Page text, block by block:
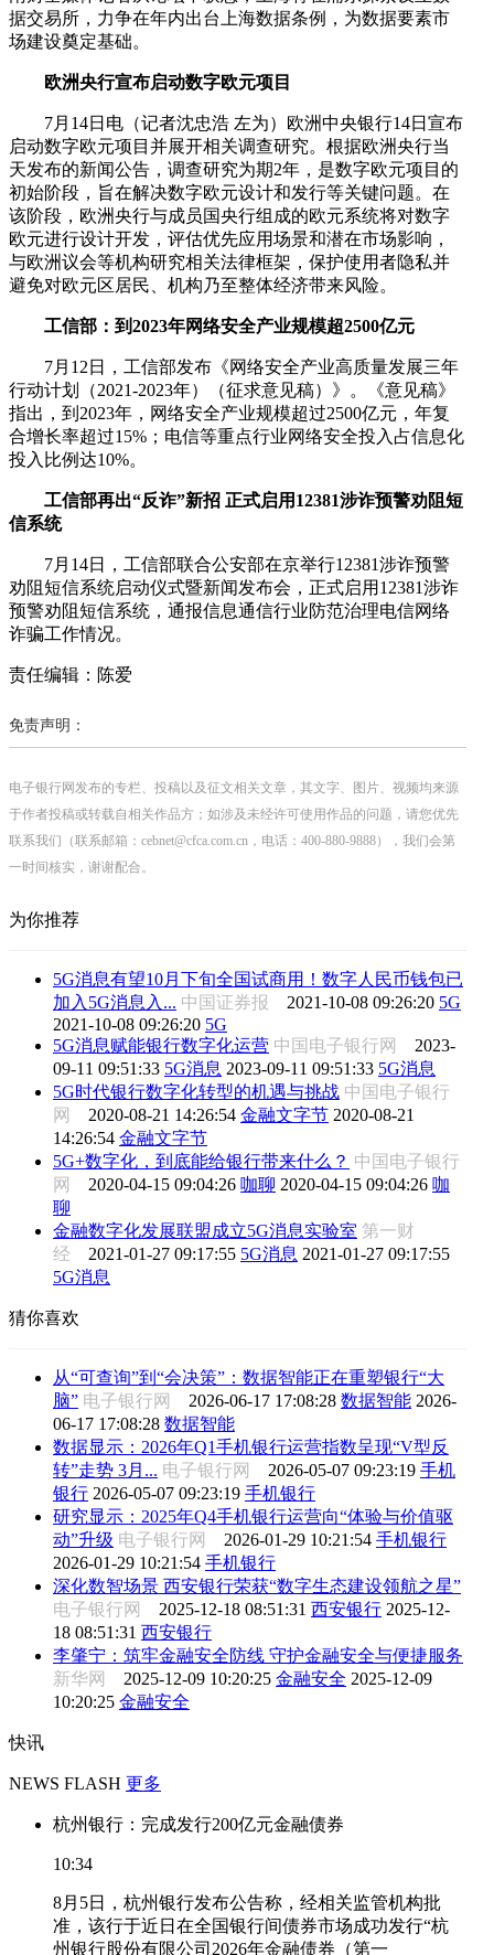
据交易所，力争在年内出台上海数据条例，为数据要素市
场建设奠定基础。
欧洲央行宣布启动数字欧元项目
7月14日电（记者沈忠浩 左为）欧洲中央银行14日宣布
启动数字欧元项目并展开相关调查研究。根据欧洲央行当
天发布的新闻公告，调查研究为期2年，是数字欧元项目的
初始阶段，旨在解决数字欧元设计和发行等关键问题。在
该阶段，欧洲央行与成员国央行组成的欧元系统将对数字
欧元进行设计开发，评估优先应用场景和潜在市场影响，
与欧洲议会等机构研究相关法律框架，保护使用者隐私并
避免对欧元区居民、机构乃至整体经济带来风险。
工信部：到2023年网络安全产业规模超2500亿元
7月12日，工信部发布《网络安全产业高质量发展三年
行动计划（2021-2023年）（征求意见稿）》。《意见稿》
指出，到2023年，网络安全产业规模超过2500亿元，年复
合增长率超过15%；电信等重点行业网络安全投入占信息化
投入比例达10%。
工信部再出“反诈”新招 正式启用12381涉诈预警劝阻短
信系统
7月14日，工信部联合公安部在京举行12381涉诈预警
劝阻短信系统启动仪式暨新闻发布会，正式启用12381涉诈
预警劝阻短信系统，通报信息通信行业防范治理电信网络
诈骗工作情况。
责任编辑：陈爱
免责声明：
电子银行网发布的专栏、投稿以及征文相关文章，其文字、图片、视频均来源
于作者投稿或转载自相关作品方；如涉及未经许可使用作品的问题，请您优先
联系我们（联系邮箱：cebnet@cfca.com.cn，电话：400-880-9888），我们会第
一时间核实，谢谢配合。
为你推荐
5G消息有望10月下旬全国试商用！数字人民币钱包已
加入5G消息入... 中国证券报 2021-10-08 09:26:20 5G
2021-10-08 09:26:20 5G
5G消息赋能银行数字化运营 中国电子银行网 2023-
09-11 09:51:33 5G消息 2023-09-11 09:51:33 5G消息
5G时代银行数字化转型的机遇与挑战 中国电子银行
网 2020-08-21 14:26:54 金融文字节 2020-08-21
14:26:54 金融文字节
5G+数字化，到底能给银行带来什么？ 中国电子银行
网 2020-04-15 09:04:26 咖聊 2020-04-15 09:04:26 咖
聊
金融数字化发展联盟成立5G消息实验室 第一财
经 2021-01-27 09:17:55 5G消息 2021-01-27 09:17:55
5G消息
猜你喜欢
从“可查询”到“会决策”：数据智能正在重塑银行“大
脑” 电子银行网 2026-06-17 17:08:28 数据智能 2026-
06-17 17:08:28 数据智能
数据显示：2026年Q1手机银行运营指数呈现“V型反
转”走势 3月... 电子银行网 2026-05-07 09:23:19 手机
银行 2026-05-07 09:23:19 手机银行
研究显示：2025年Q4手机银行运营向“体验与价值驱
动”升级 电子银行网 2026-01-29 10:21:54 手机银行
2026-01-29 10:21:54 手机银行
深化数智场景 西安银行荣获“数字生态建设领航之星”
电子银行网 2025-12-18 08:51:31 西安银行 2025-12-
18 08:51:31 西安银行
李肇宁：筑牢金融安全防线 守护金融安全与便捷服务
新华网 2025-12-09 10:20:25 金融安全 2025-12-09
10:20:25 金融安全
快讯
NEWS FLASH 更多
杭州银行：完成发行200亿元金融债券
10:34
8月5日，杭州银行发布公告称，经相关监管机构批
准，该行于近日在全国银行间债券市场成功发行“杭
州银行股份有限公司2026年金融债券（第一